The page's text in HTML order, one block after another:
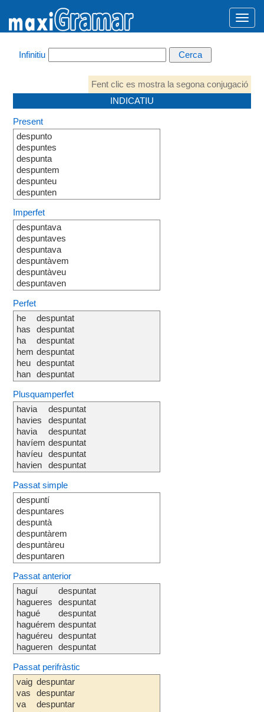
Infinitiu
Fent clic es mostra la segona conjugació
INDICATIU
Present
despunto
despuntes
despunta
despuntem
despunteu
despunten
Imperfet
despuntava
despuntaves
despuntava
despuntàvem
despuntàveu
despuntaven
Perfet
he
has
ha
hem
heu
han
despuntat
despuntat
despuntat
despuntat
despuntat
despuntat
Plusquamperfet
havia
havies
havia
havíem
havíeu
havien
despuntat
despuntat
despuntat
despuntat
despuntat
despuntat
Passat simple
despuntí
despuntares
despuntà
despuntàrem
despuntàreu
despuntaren
Passat anterior
haguí
hagueres
hagué
haguérem
haguéreu
hagueren
despuntat
despuntat
despuntat
despuntat
despuntat
despuntat
Passat perifràstic
vaig
vas
va
despuntar
despuntar
despuntar